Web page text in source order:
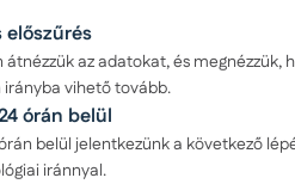
előszűrés
az adatokat, és megnézzük,
irányba vihető tovább.
órán belül
belül jelentkezünk a következő
iránnyal.